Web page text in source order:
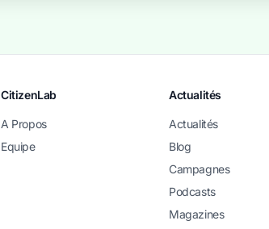
CitizenLab
A Propos
Equipe
Actualités
Actualités
Blog
Campagnes
Podcasts
Magazines